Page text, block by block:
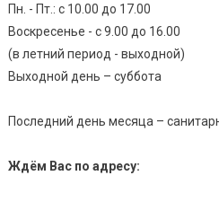
Пн. - Пт.: с 10.00 до 17.00
Воскресенье - с 9.00 до 16.00
(в летний период - выходной)
Выходной день – суббота
Последний день месяца –
Ждём Вас по адресу: